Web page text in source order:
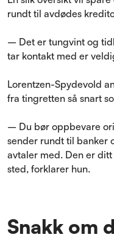
rundt til avdødes
– Det er tungvint og
tar kontakt med er
Lorentzen-Spydevold
fra tingretten så snart
– Du bør oppbevare
sender rundt til banker
avtaler med. Den er
sted, forklarer hun.
Snakk om